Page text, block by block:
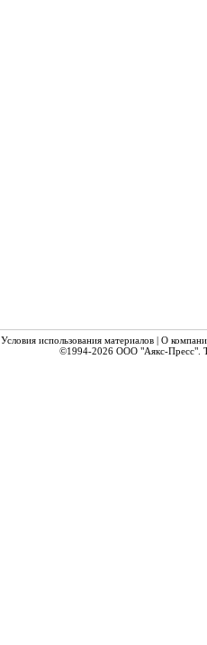
Условия использования материалов| О
©1994-2026 ООО "Аякс-Пресс".